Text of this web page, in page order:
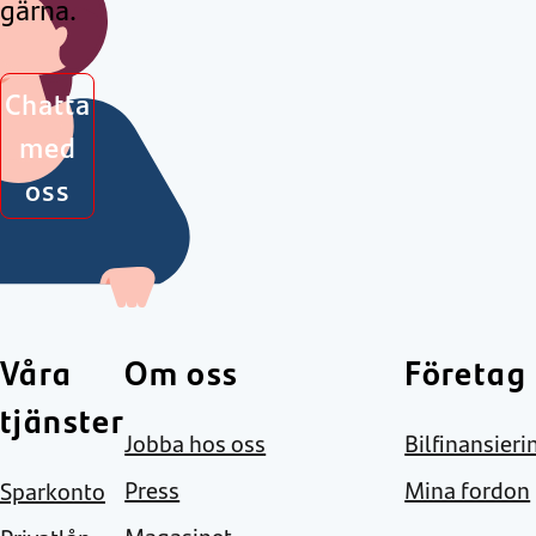
Chatta
med
oss
Våra
tjänster
Sparkonto
Om oss
Jobba hos oss
Press
Företag
Mina fordon